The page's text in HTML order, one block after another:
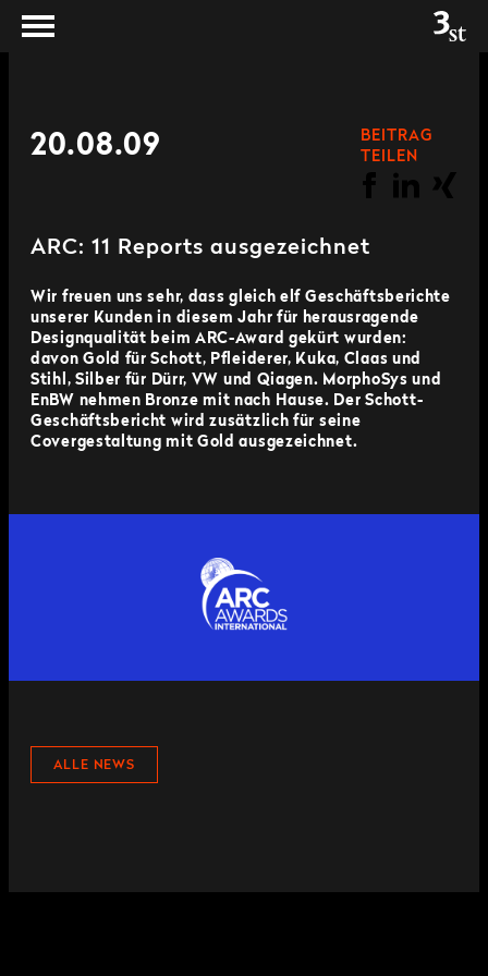
20.08.09
BEITRAG
TEILEN
ARC: 11 Reports ausgezeichnet
Wir freuen uns sehr, dass gleich elf Geschäftsberichte
unserer Kunden in diesem Jahr für herausragende
Designqualität beim ARC-Award gekürt wurden:
davon Gold für Schott, Pfleiderer, Kuka, Claas und
Stihl, Silber für Dürr, VW und Qiagen. MorphoSys und
EnBW nehmen Bronze mit nach Hause. Der Schott-
Geschäftsbericht wird zusätzlich für seine
Covergestaltung mit Gold ausgezeichnet.
ALLE NEWS